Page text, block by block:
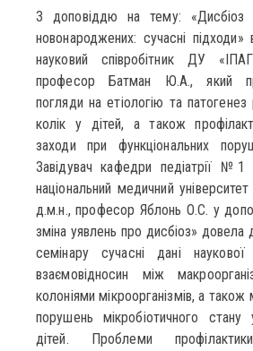
З доповіддю на тему: «Дисбіоз
новонароджених: сучасні підходи»
науковий співробітник ДУ
професор Батман Ю.А., який
погляди на етіологію та
колік у дітей, а також
заходи при функціональних
Завідувач кафедри педіатрії №1
національний медичний
д.м.н., професор Яблонь О.С. у
зміна уявлень про дисбіоз» довела
семінару сучасні дані
взаємовідносин між
колоніями мікроорганізмів, а також
порушень мікробіотичного
дітей. Проблеми